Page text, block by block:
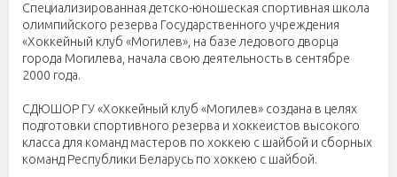
Специализированная детско-юношеская спортивная школа
олимпийского резерва Государственного учреждения
«Хоккейный клуб «Могилев», на базе ледового дворца
города Могилева, начала свою деятельность в сентябре
2000 года.
СДЮШОР ГУ «Хоккейный клуб «Могилев» создана в целях
подготовки спортивного резерва и хоккеистов высокого
класса для команд мастеров по хоккею с шайбой и сборных
команд Республики Беларусь по хоккею с шайбой.